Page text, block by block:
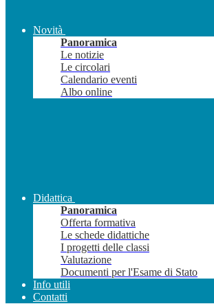
Novità
Panoramica
Le notizie
Le circolari
Calendario eventi
Albo online
Didattica
Panoramica
Offerta formativa
Le schede didattiche
I progetti delle classi
Valutazione
Documenti per l'Esame di Stato
Info utili
Contatti